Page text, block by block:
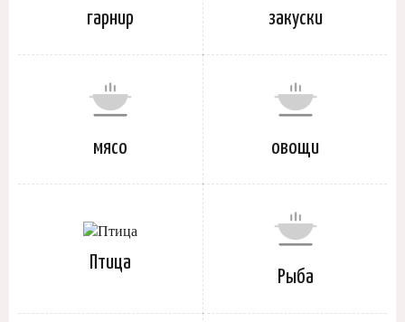
гарнир закуски
мясо овощи
Птица
Рыба